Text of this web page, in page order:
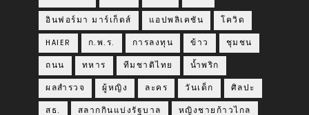
อินฟอร์มา มาร์เก็ตส์ แอปพลิเคชัน โควิด
HAIER ก.พ.ร. การลงทุน ข้าว ชุมชน
ถนน ทหาร ทีมชาติไทย น้ำพริก
ผลสำรวจ ผู้หญิง ละคร วันเด็ก ศิลปะ
สธ. สลากกินแบ่งรัฐบาล หญิงชายก้าวไกล